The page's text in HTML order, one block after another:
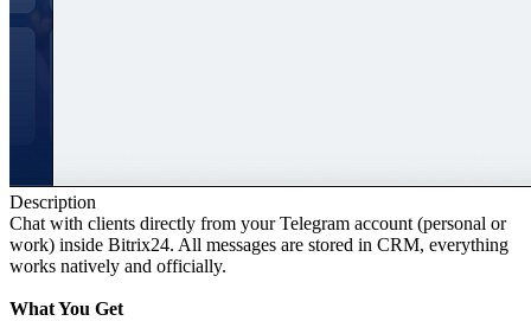
Description
Chat with clients directly from your Telegram account (personal or
work) inside Bitrix24. All messages are stored in CRM, everything
works natively and officially.
What You Get